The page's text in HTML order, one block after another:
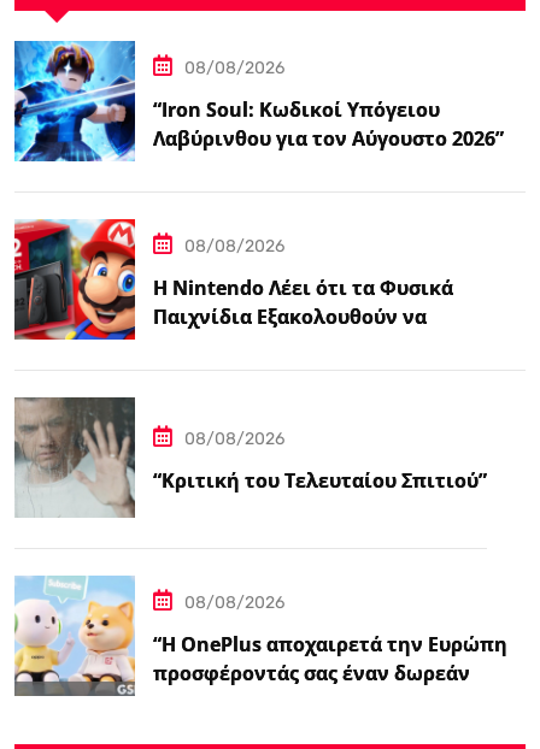
08/08/2026
“Iron Soul: Κωδικοί Υπόγειου
Λαβύρινθου για τον Αύγουστο 2026”
08/08/2026
Η Nintendo Λέει ότι τα Φυσικά
Παιχνίδια Εξακολουθούν να
08/08/2026
“Κριτική του Τελευταίου Σπιτιού”
08/08/2026
“Η OnePlus αποχαιρετά την Ευρώπη
προσφέροντάς σας έναν δωρεάν